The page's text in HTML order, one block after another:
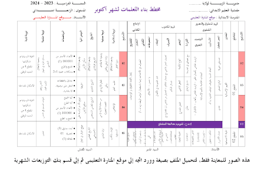
السنة الرابعة متوسط
شهادة التعليم المتوسط
بنك الفروض و الاختبارات
محفظة الأستاذ
بنك مذكرات الاستاذ
بنك التوزيعات الشهرية
دفاتر استاذ التعليم الابتدائي